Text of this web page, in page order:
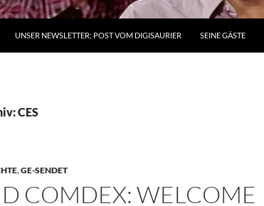
UNSER NEWSLETTER: POST VOM DIGISAURIER SEINE GÄSTE
CES
,GE-SENDET
COMDEX: WELCOME